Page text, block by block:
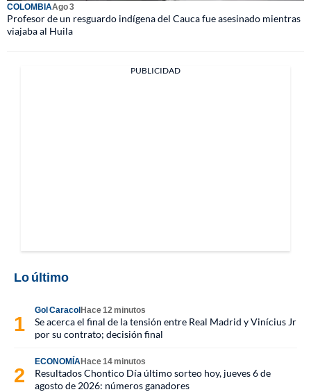
COLOMBIAAgo 3
Profesor de un resguardo indígena del Cauca fue asesinado mientras
viajaba al Huila
PUBLICIDAD
Lo último
Gol CaracolHace 12 minutos
Se acerca el final de la tensión entre Real Madrid y Vinícius Jr
por su contrato; decisión final
ECONOMÍAHace 14 minutos
Resultados Chontico Día último sorteo hoy, jueves 6 de
agosto de 2026: números ganadores